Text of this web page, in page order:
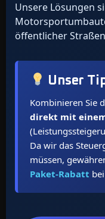
Unsere Lösungen
öffentlicher
Unser
Kombinieren Sie
direkt mit
Da wir das
müssen,
Paket-Rabatt